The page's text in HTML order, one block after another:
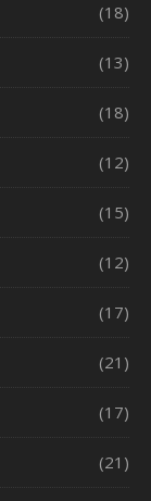
(18)
(13)
(18)
(12)
(15)
(12)
(17)
(21)
(17)
(21)